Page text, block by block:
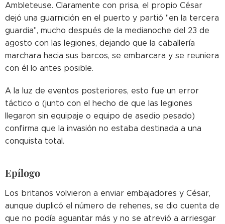
Ambleteuse. Claramente con prisa, el propio César
dejó una guarnición en el puerto y partió "en la tercera
guardia", mucho después de la medianoche del 23 de
agosto con las legiones, dejando que la caballería
marchara hacia sus barcos, se embarcara y se reuniera
con él lo antes posible.
A la luz de eventos posteriores, esto fue un error
táctico o (junto con el hecho de que las legiones
llegaron sin equipaje o equipo de asedio pesado)
confirma que la invasión no estaba destinada a una
conquista total.
Epílogo
Los britanos volvieron a enviar embajadores y César,
aunque duplicó el número de rehenes, se dio cuenta de
que no podía aguantar más y no se atrevió a arriesgar